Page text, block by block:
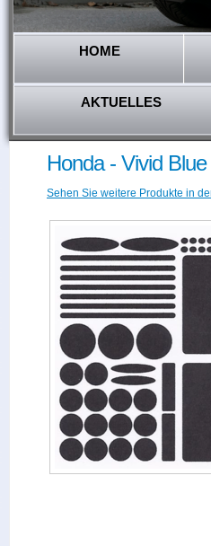
HOME
AKTUELLES
Honda - Vivid
Sehen Sie weitere Produkte in